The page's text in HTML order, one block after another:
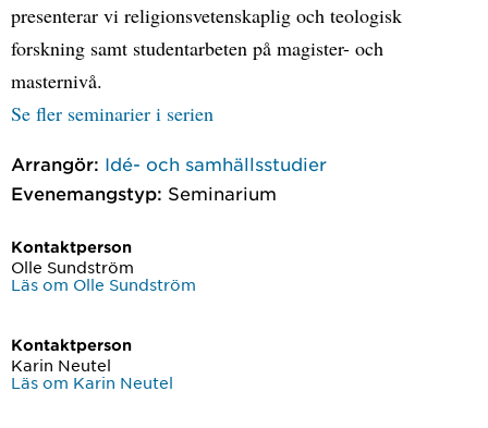
presenterar vi religionsvetenskaplig och teologisk
forskning samt studentarbeten på magister- och
masternivå.
Se fler seminarier i serien
Arrangör: Idé- och samhällsstudier
Evenemangstyp: Seminarium
Kontaktperson
Olle Sundström
Läs om Olle Sundström
Kontaktperson
Karin Neutel
Läs om Karin Neutel